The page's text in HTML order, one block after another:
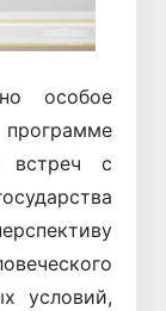
особое
встреч с
условий,